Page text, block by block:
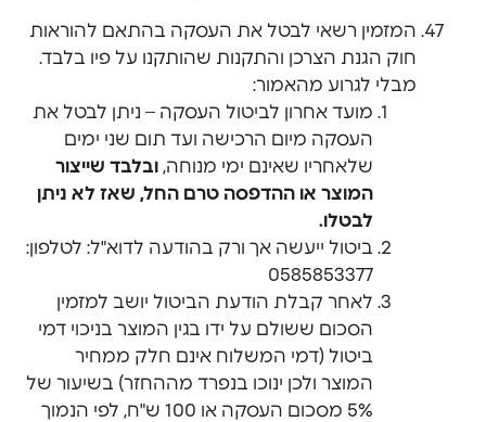
המזמין רשאי לבטל את העסקה בהתאם להוראות
חוק הגנת הצרכן והתקנות שהותקנו על פיו בלבד.
מבלי לגרוע מהאמור:
מועד אחרון לביטול העסקה – ניתן לבטל את
העסקה מיום הרכישה ועד תום שני ימים
שלאחריו שאינם ימי מנוחה, ובלבד שייצור
המוצר או ההדפסה טרם החל, שאז לא ניתן
לבטלו.
ביטול ייעשה אך ורק בהודעה לדוא"ל: לטלפון:
0585853377
לאחר קבלת הודעת הביטול יושב למזמין
הסכום ששולם על ידו בגין המוצר בניכוי דמי
ביטול (דמי המשלוח אינם חלק ממחיר
המוצר ולכן ינוכו בנפרד מההחזר) בשיעור של
5% מסכום העסקה או 100 ש"ח, לפי הנמוך